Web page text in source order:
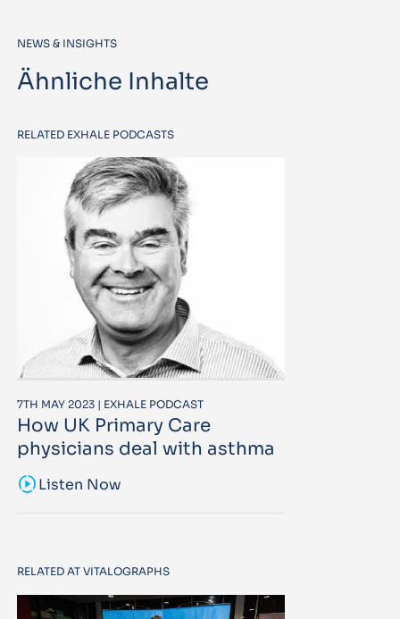
NEWS & INSIGHTS
Ähnliche Inhalte
RELATED EXHALE PODCASTS
7TH MAY 2023 | EXHALE PODCAST
How UK Primary Care
physicians deal with asthma
sound_samplerListen Now
RELATED AT VITALOGRAPHS